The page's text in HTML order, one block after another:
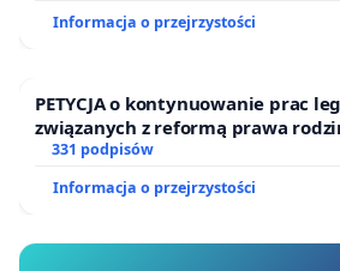
Informacja o przejrzystości
PETYCJA o kontynuowanie prac
związanych z reformą prawa
331 podpisów
Informacja o przejrzystości